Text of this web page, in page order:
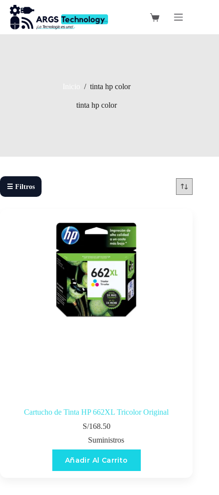
Saltar
contenido
Carro
/ tinta hp color
tinta hp color
☰ Filtros
Cartucho de Tinta HP 662XL Tricolor Original
S/168.50
Suministros
Añadir Al Carrito